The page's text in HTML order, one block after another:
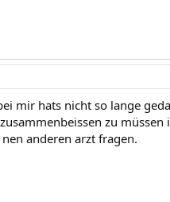
mir hats nicht so lange
zu müssen
anderen arzt fragen.